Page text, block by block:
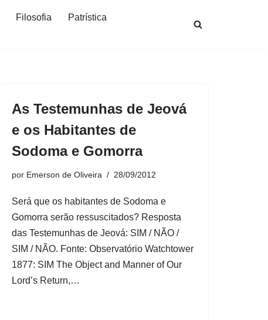
Filosofia
Patrística
As Testemunhas de Jeová
e os Habitantes de
Sodoma e Gomorra
por Emerson de Oliveira 28/09/2012
Será que os habitantes de Sodoma e
Gomorra serão ressuscitados? Resposta
das Testemunhas de Jeová: SIM / NÃO /
SIM / NÃO. Fonte: Observatório Watchtower
1877: SIM The Object and Manner of Our
Lord’s Return,…